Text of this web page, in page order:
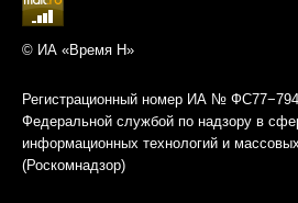
© ИА «Время Н»
Регистрационный номер ИА №
Федеральной службой по надзору в
информационных технологий и
(Роскомнадзор)